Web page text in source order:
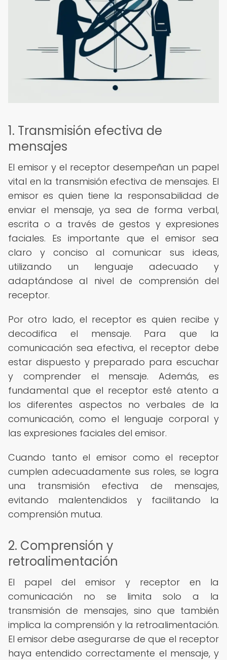
1. Transmisión efectiva de
mensajes
El emisor y el receptor desempeñan un papel
vital en la transmisión efectiva de mensajes. El
emisor es quien tiene la responsabilidad de
enviar el mensaje, ya sea de forma verbal,
escrita o a través de gestos y expresiones
faciales. Es importante que el emisor sea
claro y conciso al comunicar sus ideas,
utilizando un lenguaje adecuado y
adaptándose al nivel de comprensión del
receptor.
Por otro lado, el receptor es quien recibe y
decodifica el mensaje. Para que la
comunicación sea efectiva, el receptor debe
estar dispuesto y preparado para escuchar
y comprender el mensaje. Además, es
fundamental que el receptor esté atento a
los diferentes aspectos no verbales de la
comunicación, como el lenguaje corporal y
las expresiones faciales del emisor.
Cuando tanto el emisor como el receptor
cumplen adecuadamente sus roles, se logra
una transmisión efectiva de mensajes,
evitando malentendidos y facilitando la
comprensión mutua.
2. Comprensión y
retroalimentación
El papel del emisor y receptor en la
comunicación no se limita solo a la
transmisión de mensajes, sino que también
implica la comprensión y la retroalimentación.
El emisor debe asegurarse de que el receptor
haya entendido correctamente el mensaje, y